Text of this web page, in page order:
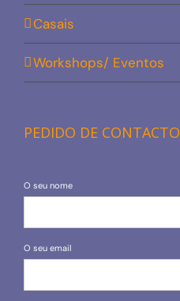
Casais
Workshops/ Eventos
PEDIDO DE CONTACTO
O seu nome
O seu email